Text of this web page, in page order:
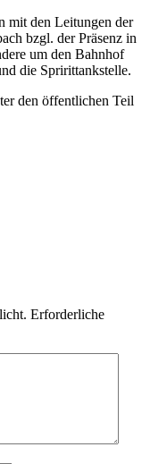
mit den Leitungen der
bzgl. der Präsenz in
um den Bahnhof
die Spririttankstelle.
den öffentlichen Teil
Erforderliche